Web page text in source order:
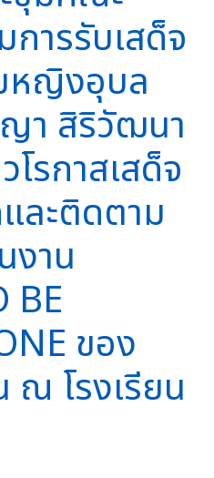
การรับเสด็จ
หญิงอุบล
า สิริวัฒนา
รกาสเสด็จ
ละติดตาม
งาน
BE
ของ
ณ โรงเรียน